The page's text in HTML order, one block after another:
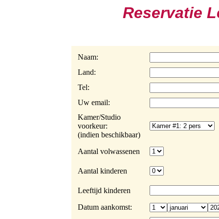
Reservatie
Naam:
Land:
Tel:
Uw email:
Kamer/Studio
voorkeur:
(indien beschikbaar)
Aantal volwassenen
Aantal kinderen
Leeftijd kinderen
Datum aankomst: